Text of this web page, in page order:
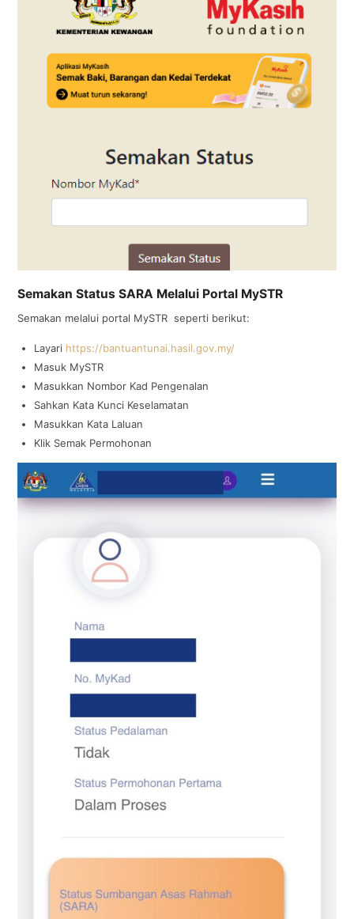
Semakan Status SARA Melalui Portal MySTR
Semakan melalui portal MySTR seperti berikut:
Layari https://bantuantunai.hasil.gov.my/
Masuk MySTR
Masukkan Nombor Kad Pengenalan
Sahkan Kata Kunci Keselamatan
Masukkan Kata Laluan
Klik Semak Permohonan